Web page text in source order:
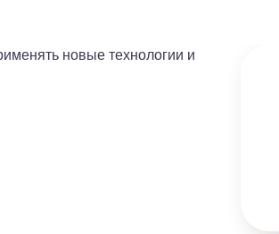
новые технологии и